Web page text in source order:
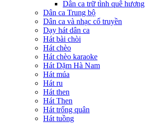
Dân ca trữ tình quê hương
Dân ca Trung bộ
Dân ca và nhạc cổ truyền
Dạy hát dân ca
Hát bài chòi
Hát chèo
Hát chèo karaoke
Hát Dặm Hà Nam
Hát múa
Hát ru
Hát then
Hát Then
Hát trống quân
Hát tuồng